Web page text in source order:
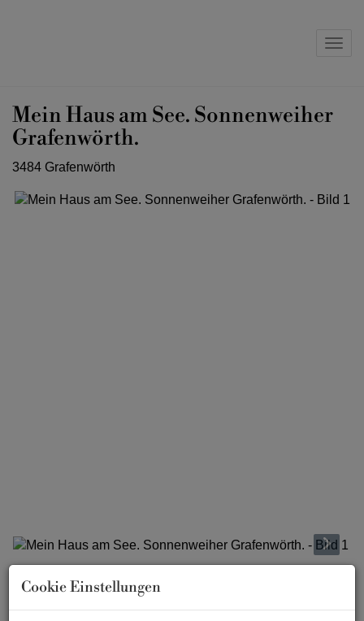
Mein Haus am See. Sonnenweiher
Grafenwörth.
3484 Grafenwörth
Beschreibung
Cookie Einstellungen